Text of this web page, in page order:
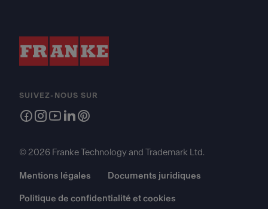
SUIVEZ-NOUS SUR
© 2026 Franke Technology and Trademark Ltd.
Mentions légales Documents juridiques
Politique de confidentialité et cookies